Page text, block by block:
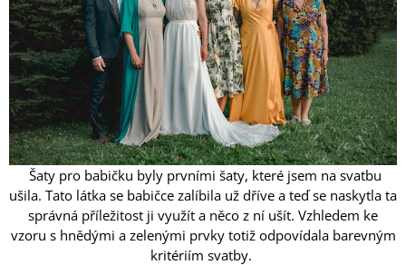
Šaty pro babičku byly prvními šaty, které jsem na svatbu
ušila. Tato látka se babičce zalíbila už dříve a teď se naskytla ta
správná příležitost ji využít a něco z ní ušít. Vzhledem ke
vzoru s hnědými a zelenými prvky totiž odpovídala barevným
kritériím svatby.
HLEDAT